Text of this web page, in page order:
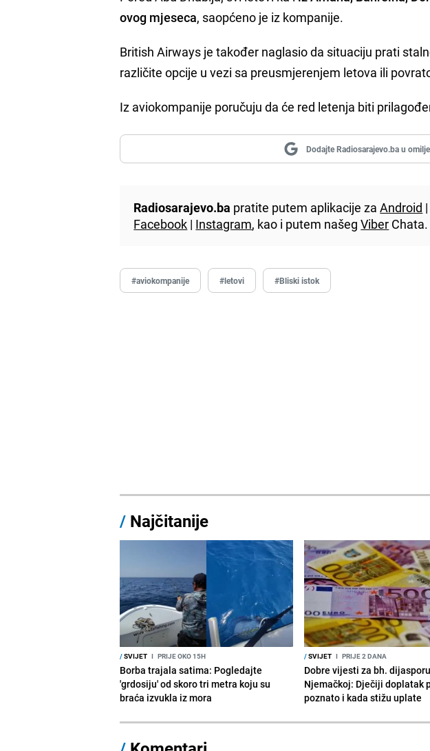
ovog mjeseca, saopćeno je iz kompanije.
British Airways je također naglasio da situaciju prati
različite opcije u vezi sa preusmjerenjem letova ili
Iz aviokompanije poručuju da će red letenja biti
Dodajte Radiosarajevo.ba u
Radiosarajevo.ba pratite putem aplikacije zaAndroid |
Facebook | Instagram, kao i putem našegViber Chata.
#aviokompanije #letovi #Bliski istok
/ Najčitanije
/SVIJET I PRIJE OKO 15H
Borba trajala satima: Pogledajte
'grdosiju' od skoro tri metra koju su
braća izvukla iz mora
/SVIJET I PRIJE 2 DANA
Dobre vijesti za bh.
Njemačkoj: Dječiji doplatak
poznato i kada stižu uplate